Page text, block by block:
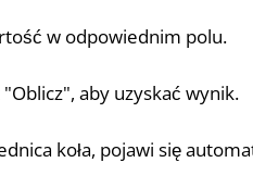
w odpowiednim polu.
aby uzyskać wynik.
koła, pojawi się